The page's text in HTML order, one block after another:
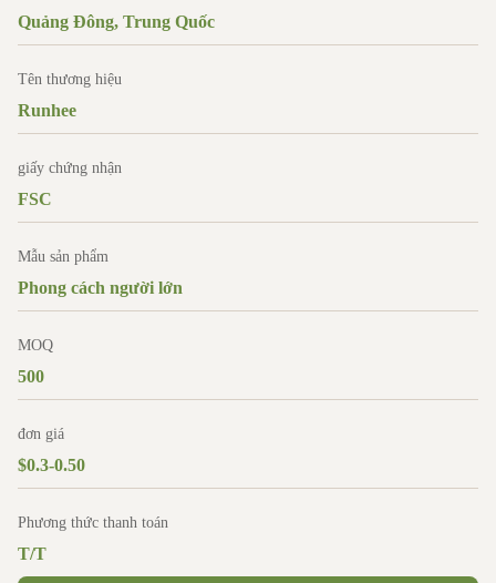
Quảng Đông, Trung Quốc
Tên thương hiệu
Runhee
giấy chứng nhận
FSC
Mẫu sản phẩm
Phong cách người lớn
MOQ
500
đơn giá
$0.3-0.50
Phương thức thanh toán
T/T